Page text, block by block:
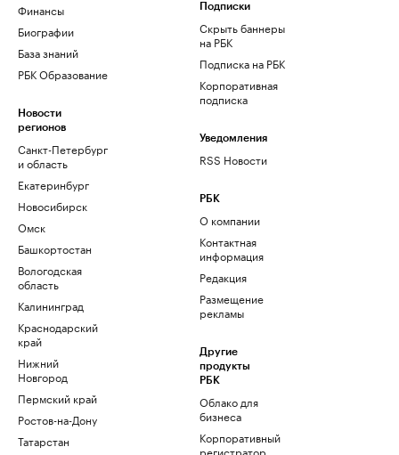
Финансы
Биографии
База знаний
РБК Образование
Новости
регионов
Санкт-Петербург
и область
Екатеринбург
Новосибирск
Омск
Башкортостан
Вологодская
область
Калининград
Краснодарский
край
Нижний
Новгород
Пермский край
Ростов-на-Дону
Татарстан
Подписки
Скрыть баннеры
на РБК
Подписка на РБК
Корпоративная
подписка
Уведомления
RSS Новости
РБК
О компании
Контактная
информация
Редакция
Размещение
рекламы
Другие
продукты
РБК
Облако для
бизнеса
Корпоративный
регистратор